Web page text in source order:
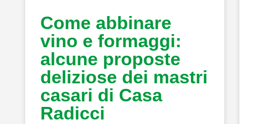
Come abbinare
vino e formaggi:
alcune proposte
deliziose dei mastri
casari di Casa
Radicci